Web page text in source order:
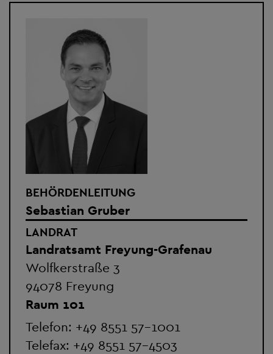
BEHÖRDENLEITUNG
Sebastian Gruber
LANDRAT
Landratsamt Freyung-Grafenau
Wolfkerstraße 3
94078 Freyung
Raum 101
Telefon: +49 8551 57-1001
Telefax: +49 8551 57-4503